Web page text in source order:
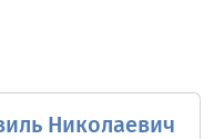
Николаевич